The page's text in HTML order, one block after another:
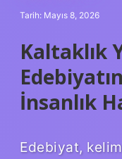
Tarih: Mayıs 8, 2026
Kaltaklık
İnsanlık
Edebiyat,